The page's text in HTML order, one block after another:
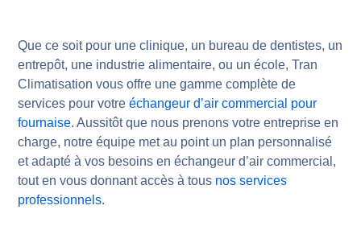
Que ce soit pour une clinique, un bureau de dentistes, un
entrepôt, une industrie alimentaire, ou un école, Tran
Climatisation vous offre une gamme complète de
services pour votreéchangeur d’air commercial pour
fournaise. Aussitôt que nous prenons votre entreprise en
charge, notre équipe met au point un plan personnalisé
et adapté à vos besoins en échangeur d’air commercial,
tout en vous donnant accès à tous nos services
professionnels.